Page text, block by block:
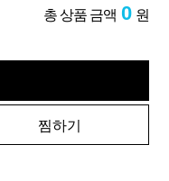
총 상품 금액 0 원
찜하기